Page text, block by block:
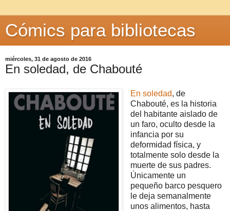
Cómics para bibliotecas
miércoles, 31 de agosto de 2016
En soledad, de Chabouté
En soledad, de
Chabouté, es la historia
del habitante aislado de
un faro, oculto desde la
infancia por su
deformidad física, y
totalmente solo desde la
muerte de sus padres.
Únicamente un
pequeño barco pesquero
le deja semanalmente
unos alimentos, hasta